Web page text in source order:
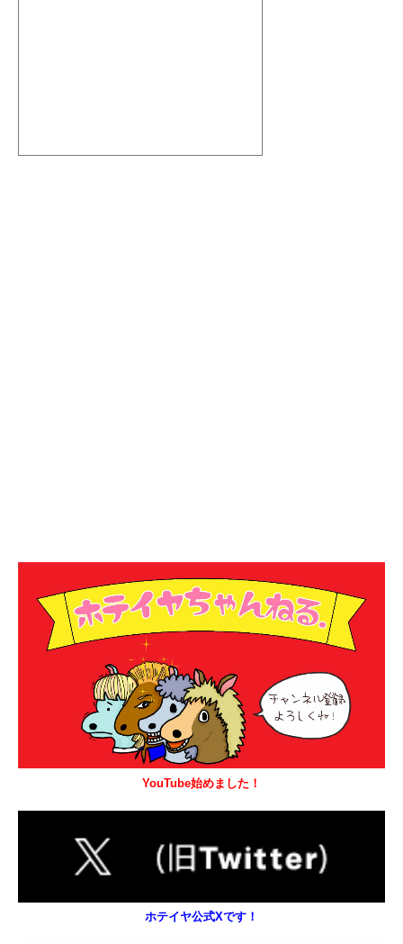
YouTube始めました！
ホテイヤ公式Xです！